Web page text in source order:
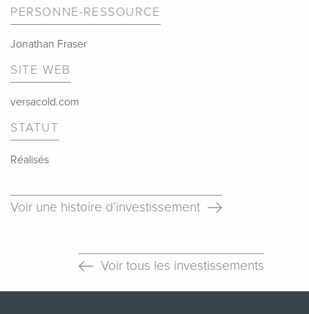
PERSONNE-RESSOURCE
Jonathan Fraser
SITE WEB
versacold.com
STATUT
Réalisés
Voir une histoire d’investissement
Voir tous les investissements